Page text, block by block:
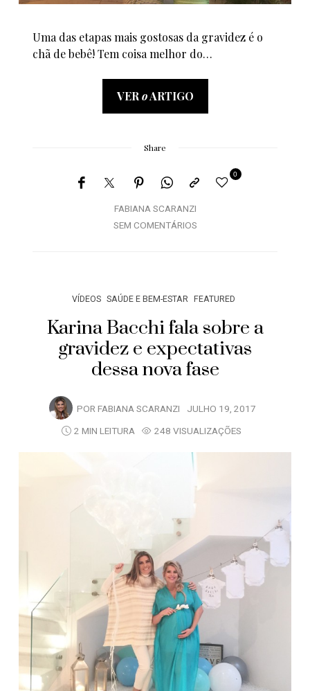
Uma das etapas mais gostosas da gravidez é o
chã de bebê! Tem coisa melhor do…
VER oARTIGO
Share
FABIANA SCARANZI
0
SEM COMENTÁRIOS
VÍDEOS SAÚDE E BEM-ESTAR FEATURED
Karina Bacchi fala sobre a
gravidez e expectativas
dessa nova fase
POR FABIANA SCARANZI JULHO 19, 2017
2 MIN LEITURA
248 VISUALIZAÇÕES